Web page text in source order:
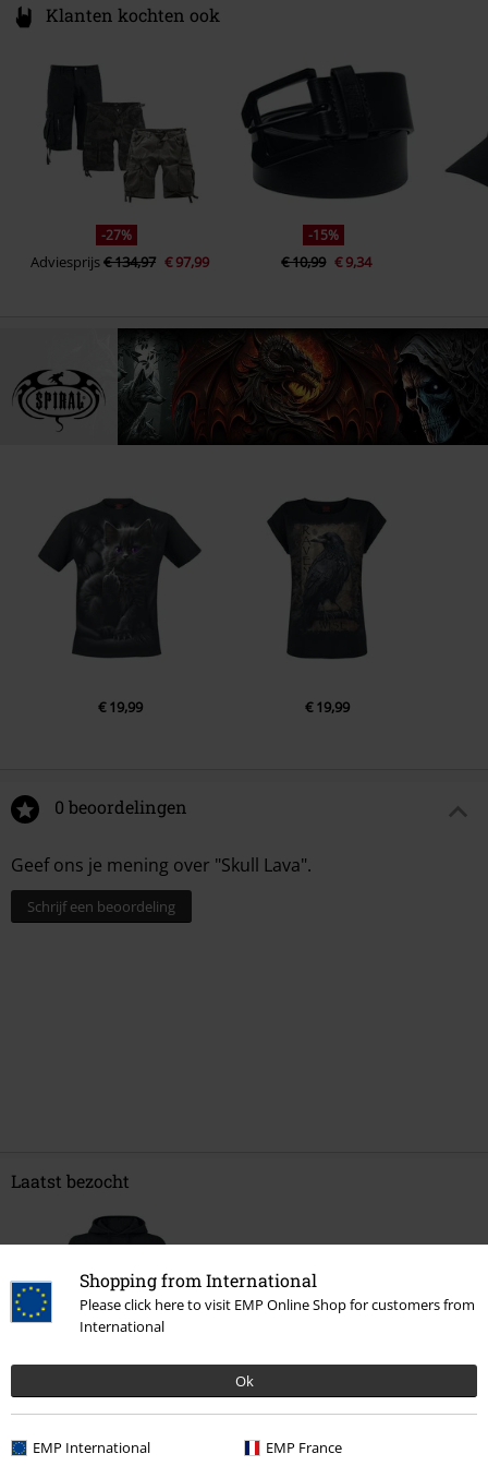
Shopping from International
Please click here to visit EMP Online Shop for customers from
International
Ok
EMP International EMP France
Klanten kochten ook
-27%
Adviesprijs€ 134,97 € 97,99
-15%
€ 10,99 € 9,34
€ 19,99 € 19,99
0 beoordelingen
Geef ons je mening over "Skull Lava".
Schrijf een beoordeling
Laatst bezocht